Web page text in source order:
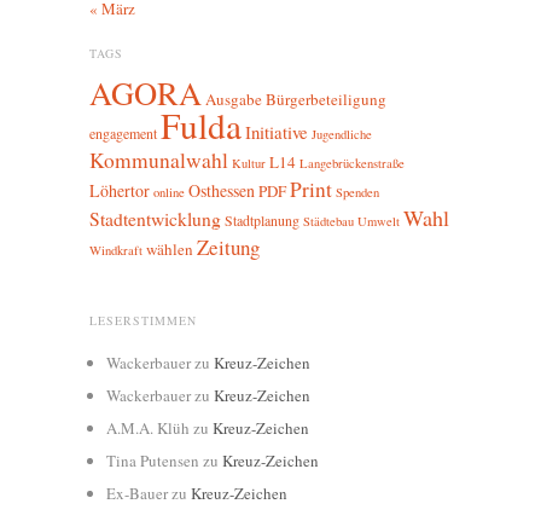
« März
TAGS
AGORAAusgabeBürgerbeteiligung
engagementFuldaInitiative Jugendliche
Kommunalwahl Kultur L14 Langebrückenstraße
Löhertor online OsthessenPDFPrint Spenden
StadtentwicklungStadtplanung Städtebau Umwelt Wahl
Windkraft wählen Zeitung
LESERSTIMMEN
Wackerbauerzu Kreuz-Zeichen
Wackerbauerzu Kreuz-Zeichen
A.M.A. Klüh zu Kreuz-Zeichen
Tina Putensen zu Kreuz-Zeichen
Ex-Bauerzu Kreuz-Zeichen